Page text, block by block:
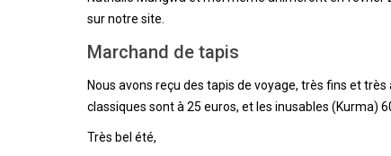
sur notre site.
Marchand de tapis
Nous avons reçu des tapis de voyage, très fins et
classiques sont à 25 euros, et les inusables (Kurma)
Très bel été,